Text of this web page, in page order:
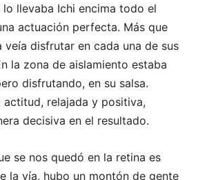
lo llevaba Ichi encima todo el
actuación perfecta. Más que
veía disfrutar en cada una de sus
la zona de aislamiento estaba
disfrutando, en su salsa.
actitud, relajada y positiva,
decisiva en el resultado.
se nos quedó en la retina es
la vía, hubo un montón de gente